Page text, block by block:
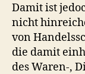
Damit ist
nicht
von
die damit
des Waren-,